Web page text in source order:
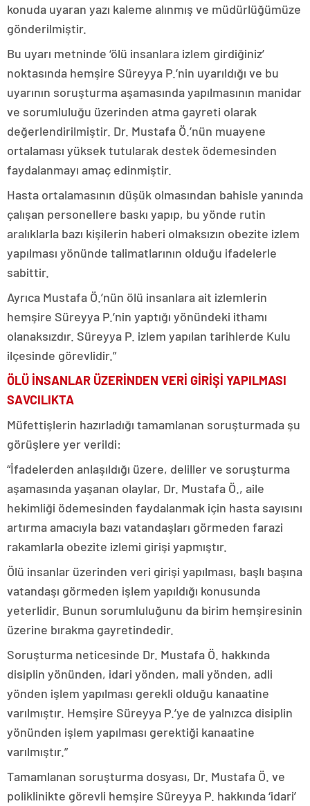
konuda uyaran yazı kaleme alınmış ve müdürlüğümüze
gönderilmiştir.
Bu uyarı metninde ‘ölü insanlara izlem girdiğiniz’
noktasında hemşire Süreyya P.’nin uyarıldığı ve bu
uyarının soruşturma aşamasında yapılmasının manidar
ve sorumluluğu üzerinden atma gayreti olarak
değerlendirilmiştir. Dr. Mustafa Ö.’nün muayene
ortalaması yüksek tutularak destek ödemesinden
faydalanmayı amaç edinmiştir.
Hasta ortalamasının düşük olmasından bahisle yanında
çalışan personellere baskı yapıp, bu yönde rutin
aralıklarla bazı kişilerin haberi olmaksızın obezite izlem
yapılması yönünde talimatlarının olduğu ifadelerle
sabittir.
Ayrıca Mustafa Ö.’nün ölü insanlara ait izlemlerin
hemşire Süreyya P.’nin yaptığı yönündeki ithamı
olanaksızdır. Süreyya P. izlem yapılan tarihlerde Kulu
ilçesinde görevlidir.”
ÖLÜ İNSANLAR ÜZERİNDEN VERİ GİRİŞİ YAPILMASI
SAVCILIKTA
Müfettişlerin hazırladığı tamamlanan soruşturmada şu
görüşlere yer verildi:
“İfadelerden anlaşıldığı üzere, deliller ve soruşturma
aşamasında yaşanan olaylar, Dr. Mustafa Ö., aile
hekimliği ödemesinden faydalanmak için hasta sayısını
artırma amacıyla bazı vatandaşları görmeden farazi
rakamlarla obezite izlemi girişi yapmıştır.
Ölü insanlar üzerinden veri girişi yapılması, başlı başına
vatandaşı görmeden işlem yapıldığı konusunda
yeterlidir. Bunun sorumluluğunu da birim hemşiresinin
üzerine bırakma gayretindedir.
Soruşturma neticesinde Dr. Mustafa Ö. hakkında
disiplin yönünden, idari yönden, mali yönden, adli
yönden işlem yapılması gerekli olduğu kanaatine
varılmıştır. Hemşire Süreyya P.’ye de yalnızca disiplin
yönünden işlem yapılması gerektiği kanaatine
varılmıştır.”
Tamamlanan soruşturma dosyası, Dr. Mustafa Ö. ve
poliklinikte görevli hemşire Süreyya P. hakkında ‘idari’